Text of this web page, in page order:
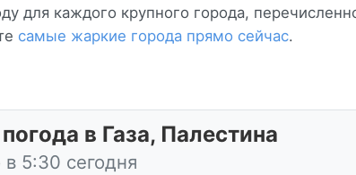
для каждого крупного города,
самые жаркие города прямо сейчас.
в Газа, Палестина
5:30 сегодня